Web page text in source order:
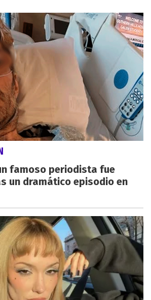
famoso periodista fue
un dramático episodio en